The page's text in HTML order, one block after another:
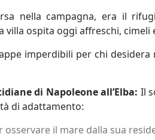
nella campagna, era il
villa ospita oggi affreschi,
imperdibili per chi
di Napoleone all’Elba: Il
di adattamento:
il mare dalla sua